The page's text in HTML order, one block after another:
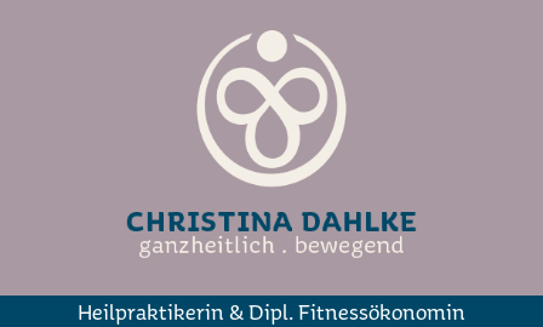
Heilpraktikerin & Dipl. Fitnessökonomin